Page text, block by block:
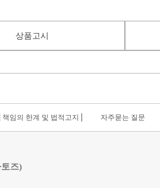
상품고시
책임의 한계 및 법적고지 자주묻는 질문
즈)